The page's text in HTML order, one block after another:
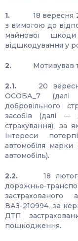
1.18 вересня
з вимогою до
майнової
відшкодування у
2. Мотивував
2.1. 20
ОСОБА_7 (далі
добровільного
засобів (далі —
страхування), за
інтереси
автомобіля марки
автомобіль).
2.2. 18
дорожньо-
ВАЗ-210994, за
ДТП
пошкодження.